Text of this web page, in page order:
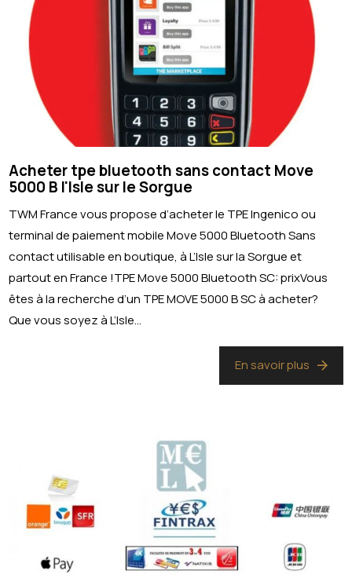
Acheter tpe bluetooth sans contact Move
5000 B l'Isle sur le Sorgue
TWM France vous propose d’acheter le TPE Ingenico ou
terminal de paiement mobile Move 5000 Bluetooth Sans
contact utilisable en boutique, à L’Isle sur la Sorgue et
partout en France !TPE Move 5000 Bluetooth SC: prixVous
êtes à la recherche d’un TPE MOVE 5000 B SC à acheter?
Que vous soyez à L’Isle...
En savoir plus